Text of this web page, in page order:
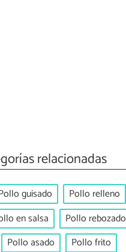
relacionadas
guisado
Pollo relleno
en salsa
Pollo rebozado
Pollo asado
Pollo frito